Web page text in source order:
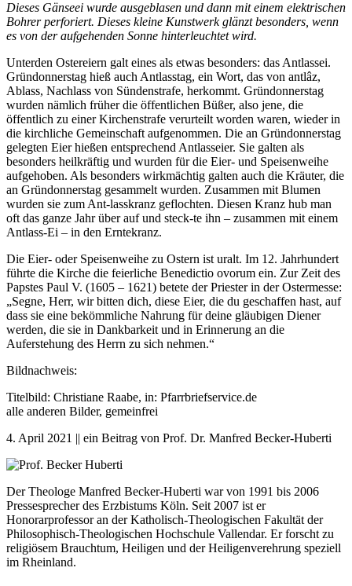
Dieses Gänseei wurde ausgeblasen und dann mit einem elektrischen
Bohrer perforiert. Dieses kleine Kunstwerk glänzt besonders, wenn
es von der aufgehenden Sonne hinterleuchtet wird.
Unterden Ostereiern galt eines als etwas besonders: das Antlassei.
Gründonnerstag hieß auch Antlasstag, ein Wort, das von antlâz,
Ablass, Nachlass von Sündenstrafe, herkommt. Gründonnerstag
wurden nämlich früher die öffentlichen Büßer, also jene, die
öffentlich zu einer Kirchenstrafe verurteilt worden waren, wieder in
die kirchliche Gemeinschaft aufgenommen. Die an Gründonnerstag
gelegten Eier hießen entsprechend Antlasseier. Sie galten als
besonders heilkräftig und wurden für die Eier- und Speisenweihe
aufgehoben. Als besonders wirkmächtig galten auch die Kräuter, die
an Gründonnerstag gesammelt wurden. Zusammen mit Blumen
wurden sie zum Ant-lasskranz geflochten. Diesen Kranz hub man
oft das ganze Jahr über auf und steck-te ihn – zusammen mit einem
Antlass-Ei – in den Erntekranz.
Die Eier- oder Speisenweihe zu Ostern ist uralt. Im 12. Jahrhundert
führte die Kirche die feierliche Benedictio ovorum ein. Zur Zeit des
Papstes Paul V. (1605 – 1621) betete der Priester in der Ostermesse:
„Segne, Herr, wir bitten dich, diese Eier, die du geschaffen hast, auf
dass sie eine bekömmliche Nahrung für deine gläubigen Diener
werden, die sie in Dankbarkeit und in Erinnerung an die
Auferstehung des Herrn zu sich nehmen.“
Bildnachweis:
Titelbild: Christiane Raabe, in: Pfarrbriefservice.de
alle anderen Bilder, gemeinfrei
4. April 2021 || ein Beitrag von Prof. Dr. Manfred Becker-Huberti
Der Theologe Manfred Becker-Huberti war von 1991 bis 2006
Pressesprecher des Erzbistums Köln. Seit 2007 ist er
Honorarprofessor an der Katholisch-Theologischen Fakultät der
Philosophisch-Theologischen Hochschule Vallendar. Er forscht zu
religiösem Brauchtum, Heiligen und der Heiligenverehrung speziell
im Rheinland.